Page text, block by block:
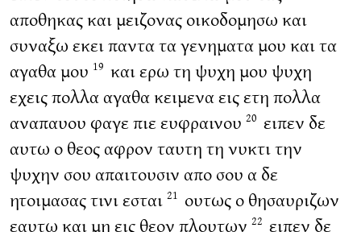
αποθηκας και μειζονας οικοδομησω και
συναξω εκει παντα τα γενηματα μου και τα
αγαθα μου 19 και ερω τη ψυχη μου ψυχη
εχεις πολλα αγαθα κειμενα εις ετη πολλα
αναπαυου φαγε πιε ευφραινου 20 ειπεν δε
αυτω ο θεος αφρον ταυτη τη νυκτι την
ψυχην σου απαιτουσιν απο σου α δε
ητοιμασας τινι εσται 21 ουτως ο θησαυριζων
εαυτω και μη εις θεον πλουτων 22 ειπεν δε